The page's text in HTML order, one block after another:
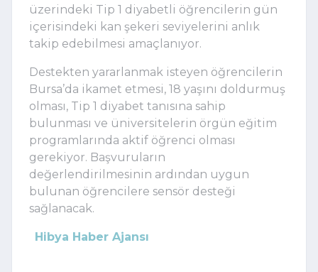
üzerindeki Tip 1 diyabetli öğrencilerin gün
içerisindeki kan şekeri seviyelerini anlık
takip edebilmesi amaçlanıyor.
Destekten yararlanmak isteyen öğrencilerin
Bursa’da ikamet etmesi, 18 yaşını doldurmuş
olması, Tip 1 diyabet tanısına sahip
bulunması ve üniversitelerin örgün eğitim
programlarında aktif öğrenci olması
gerekiyor. Başvuruların
değerlendirilmesinin ardından uygun
bulunan öğrencilere sensör desteği
sağlanacak.
Hibya Haber Ajansı